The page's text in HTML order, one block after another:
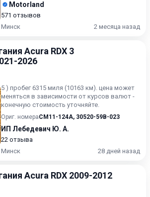
Motorland
571 отзывов
Минск
2 месяца назад
Acura RDX 3
2026
5 ) пробег 6315 миля (10163 км). цена может
меняться в зависимости от курсов валют -
конечную стоимость уточняйте.
Ориг. номераCM11-124A, 30520-59B-023
ИП Лебедевич Ю. А.
22 отзыва
Минск
28 дней назад
Acura RDX 2009-2012